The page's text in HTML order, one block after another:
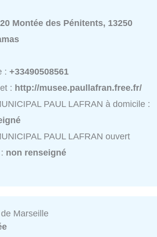
20 Montée des Pénitents, 13250
:+33490508561
: http://musee.paullafran.free.fr/
PAUL LAFRAN à domicile :
PAUL LAFRAN ouvert
non renseigné
Marseille